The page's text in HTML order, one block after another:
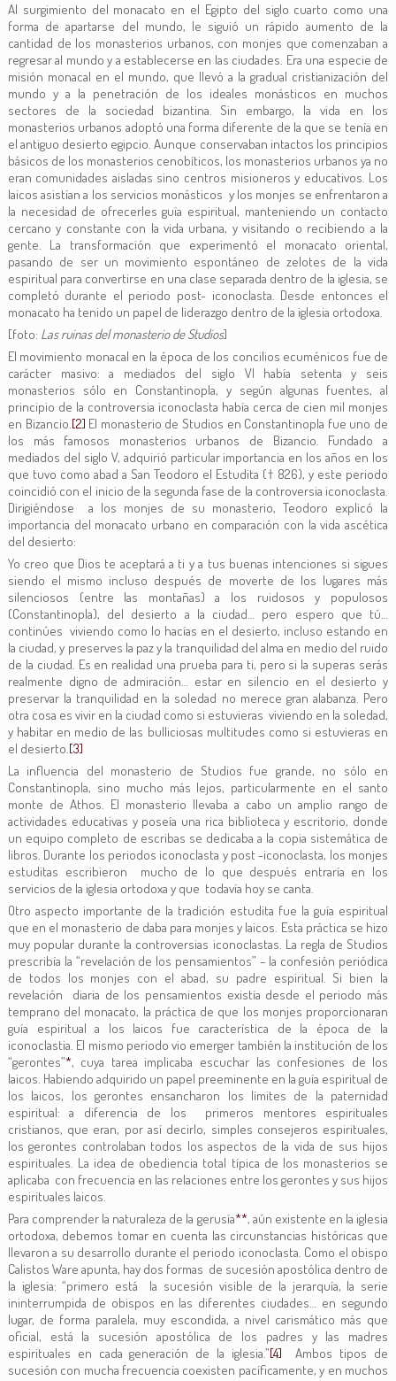
Al surgimiento del monacato en el Egipto del siglo cuarto como una
forma de apartarse del mundo, le siguió un rápido aumento de la
cantidad de los monasterios urbanos, con monjes que comenzaban a
regresar al mundo y a establecerse en las ciudades. Era una especie de
misión monacal en el mundo, que llevó a la gradual cristianización del
mundo y a la penetración de los ideales monásticos en muchos
sectores de la sociedad bizantina. Sin embargo, la vida en los
monasterios urbanos adoptó una forma diferente de la que se tenía en
el antiguo desierto egipcio. Aunque conservaban intactos los principios
básicos de los monasterios cenobíticos, los monasterios urbanos ya no
eran comunidades aisladas sino centros misioneros y educativos. Los
laicos asistían a los servicios monásticos y los monjes se enfrentaron a
la necesidad de ofrecerles guía espiritual, manteniendo un contacto
cercano y constante con la vida urbana, y visitando o recibiendo a la
gente. La transformación que experimentó el monacato oriental,
pasando de ser un movimiento espontáneo de zelotes de la vida
espiritual para convertirse en una clase separada dentro de la iglesia, se
completó durante el periodo post- iconoclasta. Desde entonces el
monacato ha tenido un papel de liderazgo dentro de la iglesia ortodoxa.
[foto: Las ruinas del monasterio de Studios]
El movimiento monacal en la época de los concilios ecuménicos fue de
carácter masivo: a mediados del siglo VI había setenta y seis
monasterios sólo en Constantinopla, y según algunas fuentes, al
principio de la controversia iconoclasta había cerca de cien mil monjes
en Bizancio.[2] El monasterio de Studios en Constantinopla fue uno de
los más famosos monasterios urbanos de Bizancio. Fundado a
mediados del siglo V, adquirió particular importancia en los años en los
que tuvo como abad a San Teodoro el Estudita († 826), y este periodo
coincidió con el inicio de la segunda fase de la controversia iconoclasta.
Dirigiéndose a los monjes de su monasterio, Teodoro explicó la
importancia del monacato urbano en comparación con la vida ascética
del desierto:
Yo creo que Dios te aceptará a ti y a tus buenas intenciones si sigues
siendo el mismo incluso después de moverte de los lugares más
silenciosos (entre las montañas) a los ruidosos y populosos
(Constantinopla), del desierto a la ciudad… pero espero que tú…
continúes viviendo como lo hacías en el desierto, incluso estando en
la ciudad, y preserves la paz y la tranquilidad del alma en medio del ruido
de la ciudad. Es en realidad una prueba para ti, pero si la superas serás
realmente digno de admiración… estar en silencio en el desierto y
preservar la tranquilidad en la soledad no merece gran alabanza. Pero
otra cosa es vivir en la ciudad como si estuvieras viviendo en la soledad,
y habitar en medio de las bulliciosas multitudes como si estuvieras en
el desierto.[3]
La influencia del monasterio de Studios fue grande, no sólo en
Constantinopla, sino mucho más lejos, particularmente en el santo
monte de Athos. El monasterio llevaba a cabo un amplio rango de
actividades educativas y poseía una rica biblioteca y escritorio, donde
un equipo completo de escribas se dedicaba a la copia sistemática de
libros. Durante los periodos iconoclasta y post -iconoclasta, los monjes
estuditas escribieron mucho de lo que después entraría en los
servicios de la iglesia ortodoxa y que todavía hoy se canta.
Otro aspecto importante de la tradición estudita fue la guía espiritual
que en el monasterio de daba para monjes y laicos. Esta práctica se hizo
muy popular durante la controversias iconoclastas. La regla de Studios
prescribía la “revelación de los pensamientos” – la confesión periódica
de todos los monjes con el abad, su padre espiritual. Si bien la
revelación diaria de los pensamientos existía desde el periodo más
temprano del monacato, la práctica de que los monjes proporcionaran
guía espiritual a los laicos fue característica de la época de la
iconoclastia. El mismo periodo vio emerger también la institución de los
“gerontes”*, cuya tarea implicaba escuchar las confesiones de los
laicos. Habiendo adquirido un papel preeminente en la guía espiritual de
los laicos, los gerontes ensancharon los límites de la paternidad
espiritual: a diferencia de los primeros mentores espirituales
cristianos, que eran, por así decirlo, simples consejeros espirituales,
los gerontes controlaban todos los aspectos de la vida de sus hijos
espirituales. La idea de obediencia total típica de los monasterios se
aplicaba con frecuencia en las relaciones entre los gerontes y sus hijos
espirituales laicos.
Para comprender la naturaleza de la gerusía**, aún existente en la iglesia
ortodoxa, debemos tomar en cuenta las circunstancias históricas que
llevaron a su desarrollo durante el periodo iconoclasta. Como el obispo
Calistos Ware apunta, hay dos formas de sucesión apostólica dentro de
la iglesia: “primero está la sucesión visible de la jerarquía, la serie
ininterrumpida de obispos en las diferentes ciudades… en segundo
lugar, de forma paralela, muy escondida, a nivel carismático más que
oficial, está la sucesión apostólica de los padres y las madres
espirituales en cada generación de la iglesia.”[4] Ambos tipos de
sucesión con mucha frecuencia coexisten pacíficamente, y en muchos